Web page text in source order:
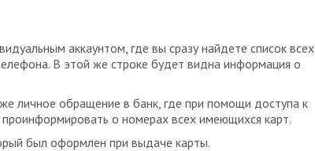
аккаунтом, где вы сразу найдете список всех
В этой же строке будет видна информация о
личное обращение в банк, где при помощи доступа к
о номерах всех имеющихся карт.
был оформлен при выдаче карты.